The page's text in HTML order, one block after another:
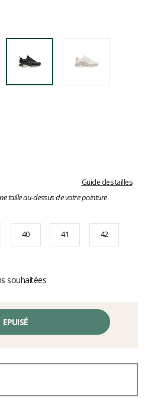
Guide des tailles
taille au-dessus de votre pointure
40 41 42
souhaitées
EPUISÉ